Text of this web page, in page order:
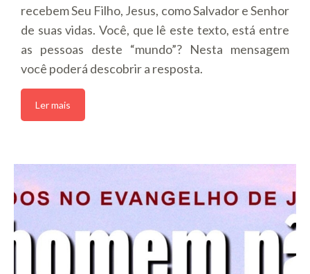
recebem Seu Filho, Jesus, como Salvador e Senhor
de suas vidas. Você, que lê este texto, está entre
as pessoas deste “mundo”? Nesta mensagem
você poderá descobrir a resposta.
Ler mais